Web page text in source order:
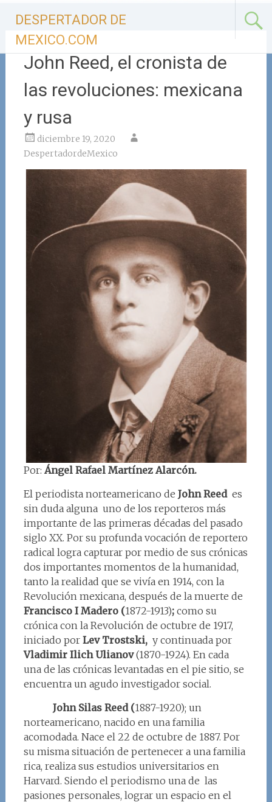
contenido
DESPERTADOR DE
MEXICO.COM
John Reed, el cronista de
las revoluciones: mexicana
y rusa
diciembre 19, 2020
DespertadordeMexico
Por: Ángel Rafael Martínez Alarcón.
El periodista norteamericano de John Reed es
sin duda alguna uno de los reporteros más
importante de las primeras décadas del pasado
siglo XX. Por su profunda vocación de reportero
radical logra capturar por medio de sus crónicas
dos importantes momentos de la humanidad,
tanto la realidad que se vivía en 1914, con la
Revolución mexicana, después de la muerte de
Francisco I Madero (1872-1913);como su
crónica con la Revolución de octubre de 1917,
iniciado por Lev Trostski, y continuada por
Vladimir Ilich Ulianov(1870-1924). En cada
una de las crónicas levantadas en el pie sitio, se
encuentra un agudo investigador social.
John Silas Reed (1887-1920); un
norteamericano, nacido en una familia
acomodada. Nace el 22 de octubre de 1887. Por
su misma situación de pertenecer a una familia
rica, realiza sus estudios universitarios en
Harvard. Siendo el periodismo una de las
pasiones personales, lograr un espacio en el